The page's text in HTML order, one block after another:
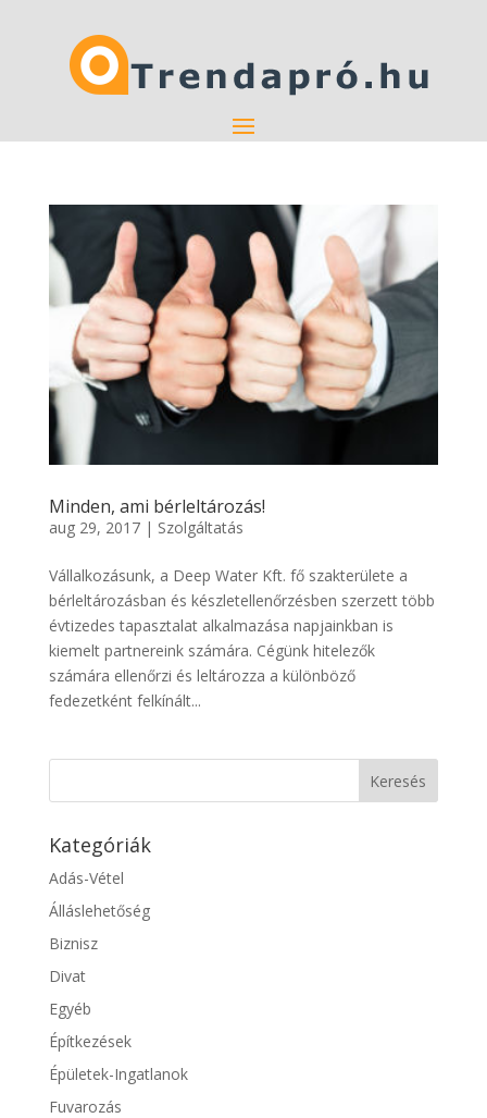
Minden, ami bérleltározás!
aug 29, 2017| Szolgáltatás
Vállalkozásunk, a Deep Water Kft. fő szakterülete a
bérleltározásban és készletellenőrzésben szerzett több
évtizedes tapasztalat alkalmazása napjainkban is
kiemelt partnereink számára. Cégünk hitelezők
számára ellenőrzi és leltározza a különböző
fedezetként felkínált...
Kategóriák
Adás-Vétel
Álláslehetőség
Biznisz
Divat
Egyéb
Építkezések
Épületek-Ingatlanok
Fuvarozás